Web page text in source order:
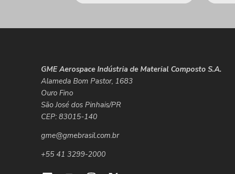
GME Aerospace Indústria de Material Composto S.A.
Alameda Bom Pastor, 1683
Ouro Fino
São José dos Pinhais/PR
CEP: 83015-140
gme@gmebrasil.com.br
+55 41 3299-2000